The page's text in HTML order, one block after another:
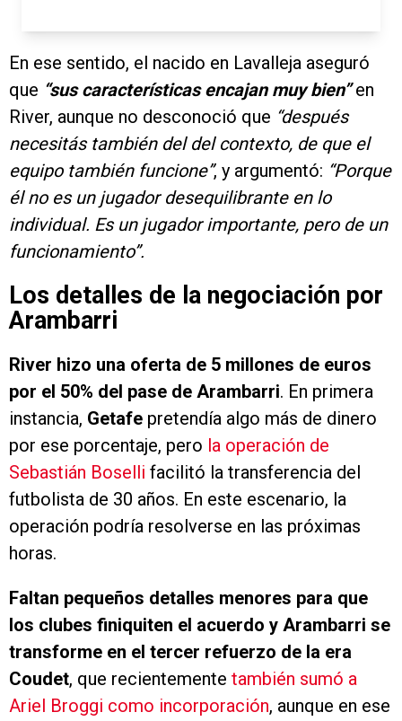
En ese sentido, el nacido en Lavalleja aseguró
que “sus características encajan muy bien”en
River, aunque no desconoció que “después
necesitás también del del contexto, de que el
equipo también funcione”, y argumentó: “Porque
él no es un jugador desequilibrante en lo
individual. Es un jugador importante, pero de un
funcionamiento”.
Los detalles de la negociación por
Arambarri
River hizo una oferta de 5 millones de euros
por el 50% del pase de Arambarri. En primera
instancia, Getafe pretendía algo más de dinero
por ese porcentaje, pero la operación de
Sebastián Boselli facilitó la transferencia del
futbolista de 30 años. En este escenario, la
operación podría resolverse en las próximas
horas.
Faltan pequeños detalles menores para que
los clubes finiquiten el acuerdo y Arambarri se
transforme en el tercer refuerzo de la era
Coudet, que recientemente también sumó a
Ariel Broggi como incorporación, aunque en ese